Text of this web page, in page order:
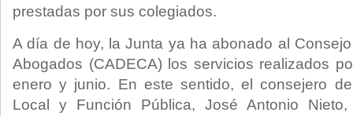
prestadas por sus colegiados.
A día de hoy, la Junta ya ha abonado al
Abogados (CADECA) los servicios realizados
enero y junio. En este sentido, el consejero
Local y Función Pública, José Antonio